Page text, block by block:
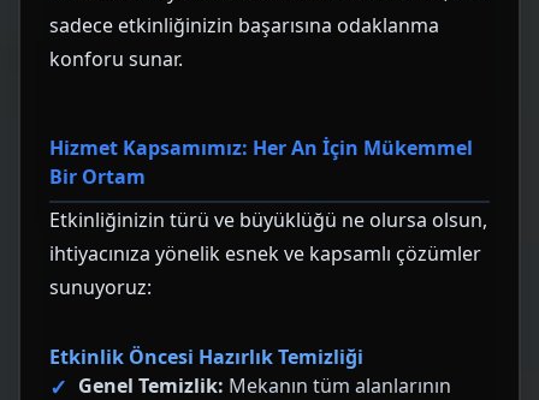
sadece etkinliğinizin başarısına odaklanma
konforu sunar.
Hizmet Kapsamımız: Her An İçin Mükemmel
Bir Ortam
Etkinliğinizin türü ve büyüklüğü ne olursa olsun,
ihtiyacınıza yönelik esnek ve kapsamlı çözümler
sunuyoruz:
Etkinlik Öncesi Hazırlık Temizliği
Genel Temizlik: Mekanın tüm alanlarının